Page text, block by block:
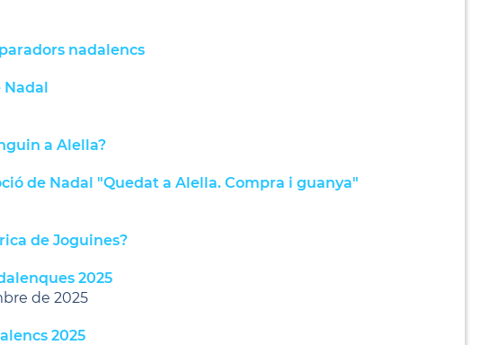
nadalencs
Nadal
a Alella?
de Nadal "Quedat a Alella. Compra i guanya"
de Joguines?
2025
de 2025
2025